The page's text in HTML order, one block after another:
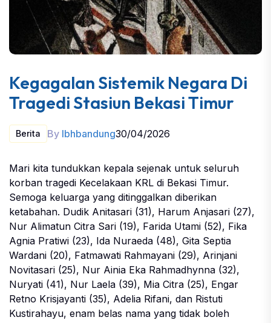
Kegagalan Sistemik Negara Di
Tragedi Stasiun Bekasi Timur
Berita By lbhbandung30/04/2026
Mari kita tundukkan kepala sejenak untuk seluruh
korban tragedi Kecelakaan KRL di Bekasi Timur.
Semoga keluarga yang ditinggalkan diberikan
ketabahan. Dudik Anitasari (31), Harum Anjasari (27),
Nur Alimatun Citra Sari (19), Farida Utami (52), Fika
Agnia Pratiwi (23), Ida Nuraeda (48), Gita Septia
Wardani (20), Fatmawati Rahmayani (29), Arinjani
Novitasari (25), Nur Ainia Eka Rahmadhynna (32),
Nuryati (41), Nur Laela (39), Mia Citra (25), Engar
Retno Krisjayanti (35), Adelia Rifani, dan Ristuti
Kustirahayu, enam belas nama yang tidak boleh